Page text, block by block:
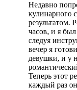
Недавно
кулинарного
результатом.
часов, и я
следуя
вечер я
девушки, и у
Теперь этот
каждый раз